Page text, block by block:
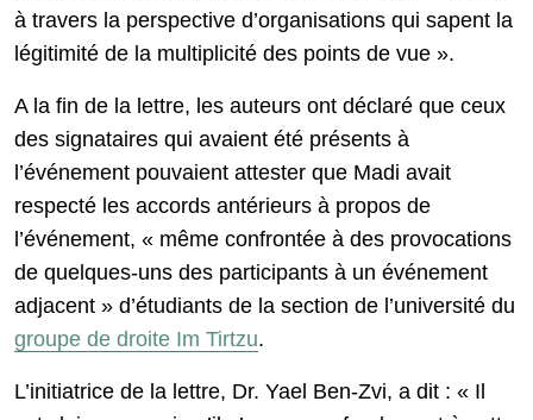
à travers la perspective d’organisations qui sapent la
légitimité de la multiplicité des points de vue ».
A la fin de la lettre, les auteurs ont déclaré que ceux
des signataires qui avaient été présents à
l’événement pouvaient attester que Madi avait
respecté les accords antérieurs à propos de
l’événement, « même confrontée à des provocations
de quelques-uns des participants à un événement
adjacent » d’étudiants de la section de l’université du
groupe de droite Im Tirtzu.
L’initiatrice de la lettre, Dr. Yael Ben-Zvi, a dit : « Il